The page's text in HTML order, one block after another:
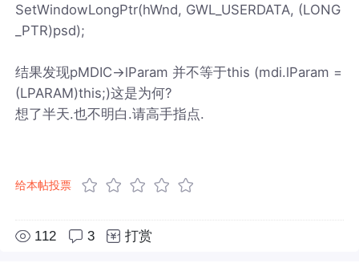
SetWindowLongPtr(hWnd, GWL_USERDATA, (LONG
_PTR)psd);
结果发现pMDIC->lParam 并不等于this (mdi.lParam =
(LPARAM)this;)这是为何?
想了半天.也不明白.请高手指点.
给本帖投票
112 3 打赏